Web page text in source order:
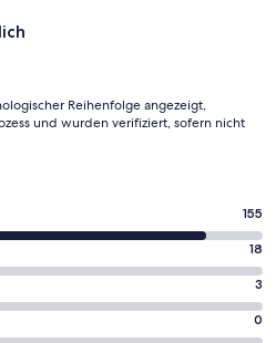
Reihenfolge angezeigt,
und wurden verifiziert, sofern nicht
155
18
3
0